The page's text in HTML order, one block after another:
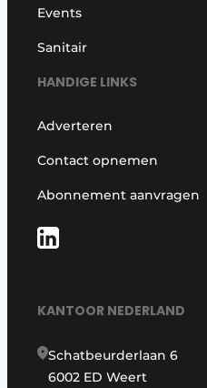
Events
Sanitair
HANDIGE LINKS
Adverteren
Contact opnemen
Abonnement aanvragen
KANTOOR NEDERLAND
Schatbeurderlaan 6
6002 ED Weert